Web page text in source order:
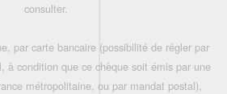
consulter.
par carte bancaire (possibilité de régler par
à condition que ce chèque soit émis par une
métropolitaine, ou par mandat postal),